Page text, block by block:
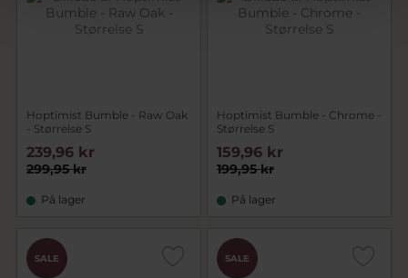
Hoptimist Bumble - Raw Oak
- Størrelse S
299,95 kr
239,96 kr
På lager
Hoptimist Bumble - Chrome -
Størrelse S
199,95 kr
159,96 kr
På lager
SALE SALE